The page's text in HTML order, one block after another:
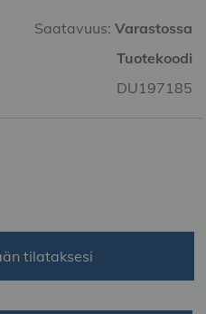
Saatavuus: Varastossa
Tuotekoodi
DU197185
tilataksesi